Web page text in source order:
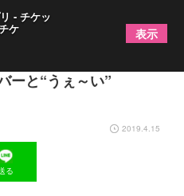
室』撮影現場を訪問、
ーと“うぇ～い”
2019.4.15
る
- チケッ
ケ 表示